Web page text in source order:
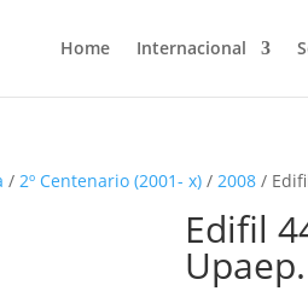
Home Internacional
/2º Centenario (2001- x) /2008 /
Edifil